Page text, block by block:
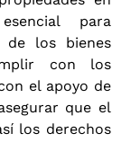
para
de los bienes
con los
el apoyo de
que el
los derechos